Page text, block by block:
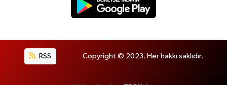
RSS Copyright © 2023. Her hakkı saklıdır.